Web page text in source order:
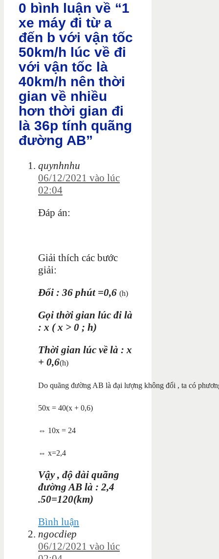
0 bình luận về “1
xe máy đi từ a
đến b với vận tốc
50km/h lúc về đi
với vận tốc là
40km/h nên thời
gian về nhiều
hơn thời gian đi
là 36p tính quãng
đường AB”
quynhnhu
06/12/2021 vào lúc
02:04
Đáp án:
Giải thích các bước
giải:
Đổi : 36 phút =0,6 (h)
Gọi thời gian lúc đi là
: x ( x > 0 ; h)
Thời gian lúc về là : x
+ 0,6(h)
Do quãng đường AB là đại lượng không đổi , ta có
50x = 40(x + 0,6)
⇔ 10x = 24
⇔ x=2,4
Vậy , độ dài quãng
đường AB là : 2,4
.50=120(km)
Bình luận
ngocdiep
06/12/2021 vào lúc